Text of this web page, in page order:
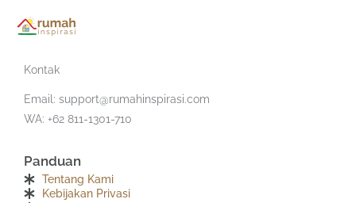
Kontak
Email: support@rumahinspirasi.com
WA: +62 811-1301-710
Panduan
Tentang Kami
Kebijakan Privasi